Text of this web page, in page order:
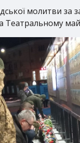
молитви за
Театральному